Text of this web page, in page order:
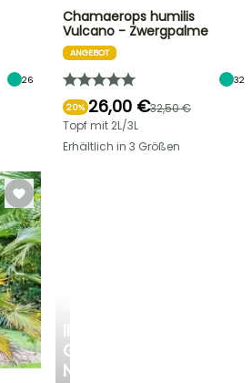
IRIS
GERMANICA
NEUHEITEN
26
Chamaerops humilis
Vulcano - Zwergpalme
ANGEBOT
32
20% 26,00 €32,50 €
Topf mit 2L/3L
Erhältlich in 3 Größen